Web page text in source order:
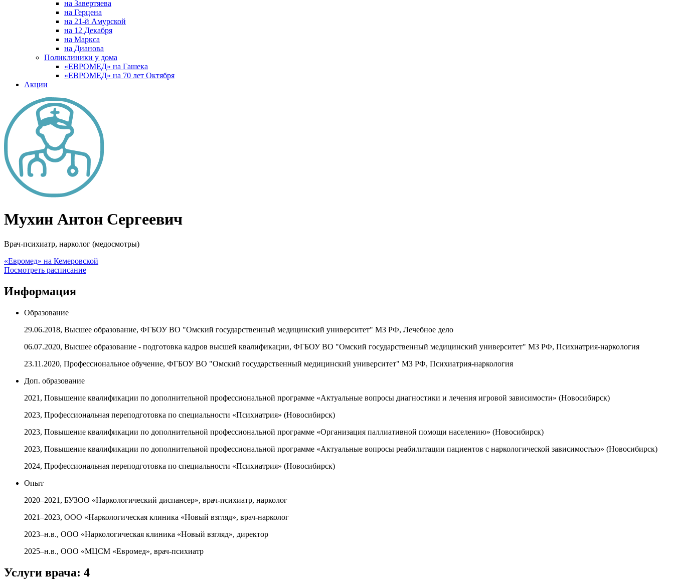
на Завертяева
на Герцена
на 21-й Амурской
на 12 Декабря
на Маркса
на Дианова
Поликлиники у дома
«ЕВРОМЕД» на Гашека
«ЕВРОМЕД» на 70 лет Октября
Акции
Мухин Антон Сергеевич
Врач-психиатр, нарколог (медосмотры)
«Евромед» на Кемеровской
Посмотреть расписание
Информация
Образование
29.06.2018, Высшее образование, ФГБОУ ВО "Омский государственный медицинский университет" МЗ РФ, Лечебное дело
06.07.2020, Высшее образование - подготовка кадров высшей квалификации, ФГБОУ ВО "Омский государственный медицинский университет" МЗ РФ, Психиатрия-наркология
23.11.2020, Профессиональное обучение, ФГБОУ ВО "Омский государственный медицинский университет" МЗ РФ, Психиатрия-наркология
Доп. образование
2021, Повышение квалификации по дополнительной профессиональной программе «Актуальные вопросы диагностики и лечения игровой зависимости» (Новосибирск)
2023, Профессиональная переподготовка по специальности «Психиатрия» (Новосибирск)
2023, Повышение квалификации по дополнительной профессиональной программе «Организация паллиативной помощи населению» (Новосибирск)
2023, Повышение квалификации по дополнительной профессиональной программе «Актуальные вопросы реабилитации пациентов с наркологической зависимостью» (Новосибирск)
2024, Профессиональная переподготовка по специальности «Психиатрия» (Новосибирск)
Опыт
2020–2021, БУЗОО «Наркологический диспансер», врач-психиатр, нарколог
2021–2023, ООО «Наркологическая клиника «Новый взгляд», врач-нарколог
2023–н.в., ООО «Наркологическая клиника «Новый взгляд», директор
2025–н.в., ООО «МЦСМ «Евромед», врач-психиатр
Услуги врача: 4